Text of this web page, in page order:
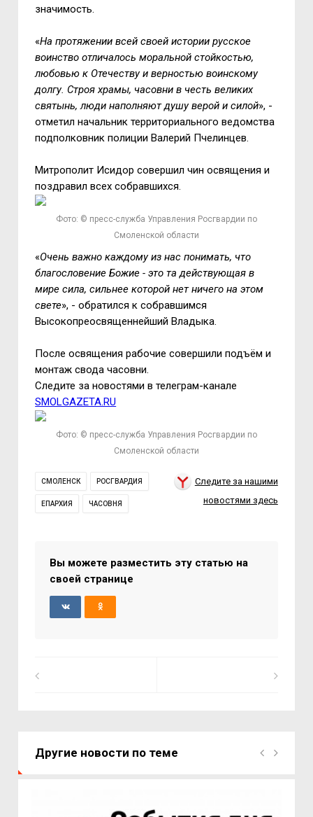
значимость.
«На протяжении всей своей истории русское
воинство отличалось моральной стойкостью,
любовью к Отечеству и верностью воинскому
долгу. Строя храмы, часовни в честь великих
святынь, люди наполняют душу верой и силой», -
отметил начальник территориального ведомства
подполковник полиции Валерий Пчелинцев.
Митрополит Исидор совершил чин освящения и
поздравил всех собравшихся.
Фото: © пресс-служба Управления Росгвардии по
Смоленской области
«Очень важно каждому из нас понимать, что
благословение Божие - это та действующая в
мире сила, сильнее которой нет ничего на этом
свете», - обратился к собравшимся
Высокопреосвященнейший Владыка.
После освящения рабочие совершили подъём и
монтаж свода часовни.
Следите за новостями в телеграм-канале
SMOLGAZETA.RU
Фото: © пресс-служба Управления Росгвардии по
Смоленской области
СМОЛЕНСК РОСГВАРДИЯ
ЕПАРХИЯ ЧАСОВНЯ
Следите за нашими
новостями здесь
Вы можете разместить эту статью на
своей странице
Другие новости по теме